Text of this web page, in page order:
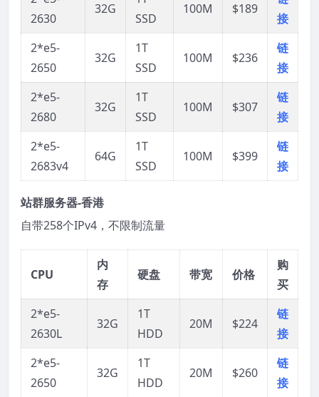
2630
32G
SSD
100M $189
接
2*e5-
2650
32G
1T
SSD
100M $236
链
接
2*e5-
2680
32G
1T
SSD
100M $307
链
接
2*e5-
2683v4
64G
1T
SSD
100M $399
链
接
站群服务器-香港
自带258个IPv4，不限制流量
CPU
内
存
硬盘 带宽 价格
购
买
2*e5-
2630L
32G
1T
HDD
20M $224
链
接
2*e5-
2650
32G
1T
HDD
20M $260
链
接